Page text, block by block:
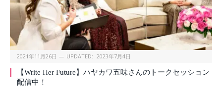
2021年11月26日 UPDATED: 2023年7月4日
【Write Her Future】ハヤカワ五味さんのトークセッション
配信中！